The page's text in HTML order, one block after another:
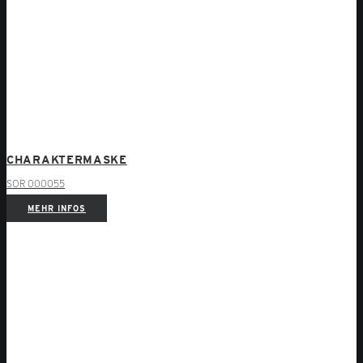
CHARAKTERMASKE
SOR 000055
MEHR INFOS